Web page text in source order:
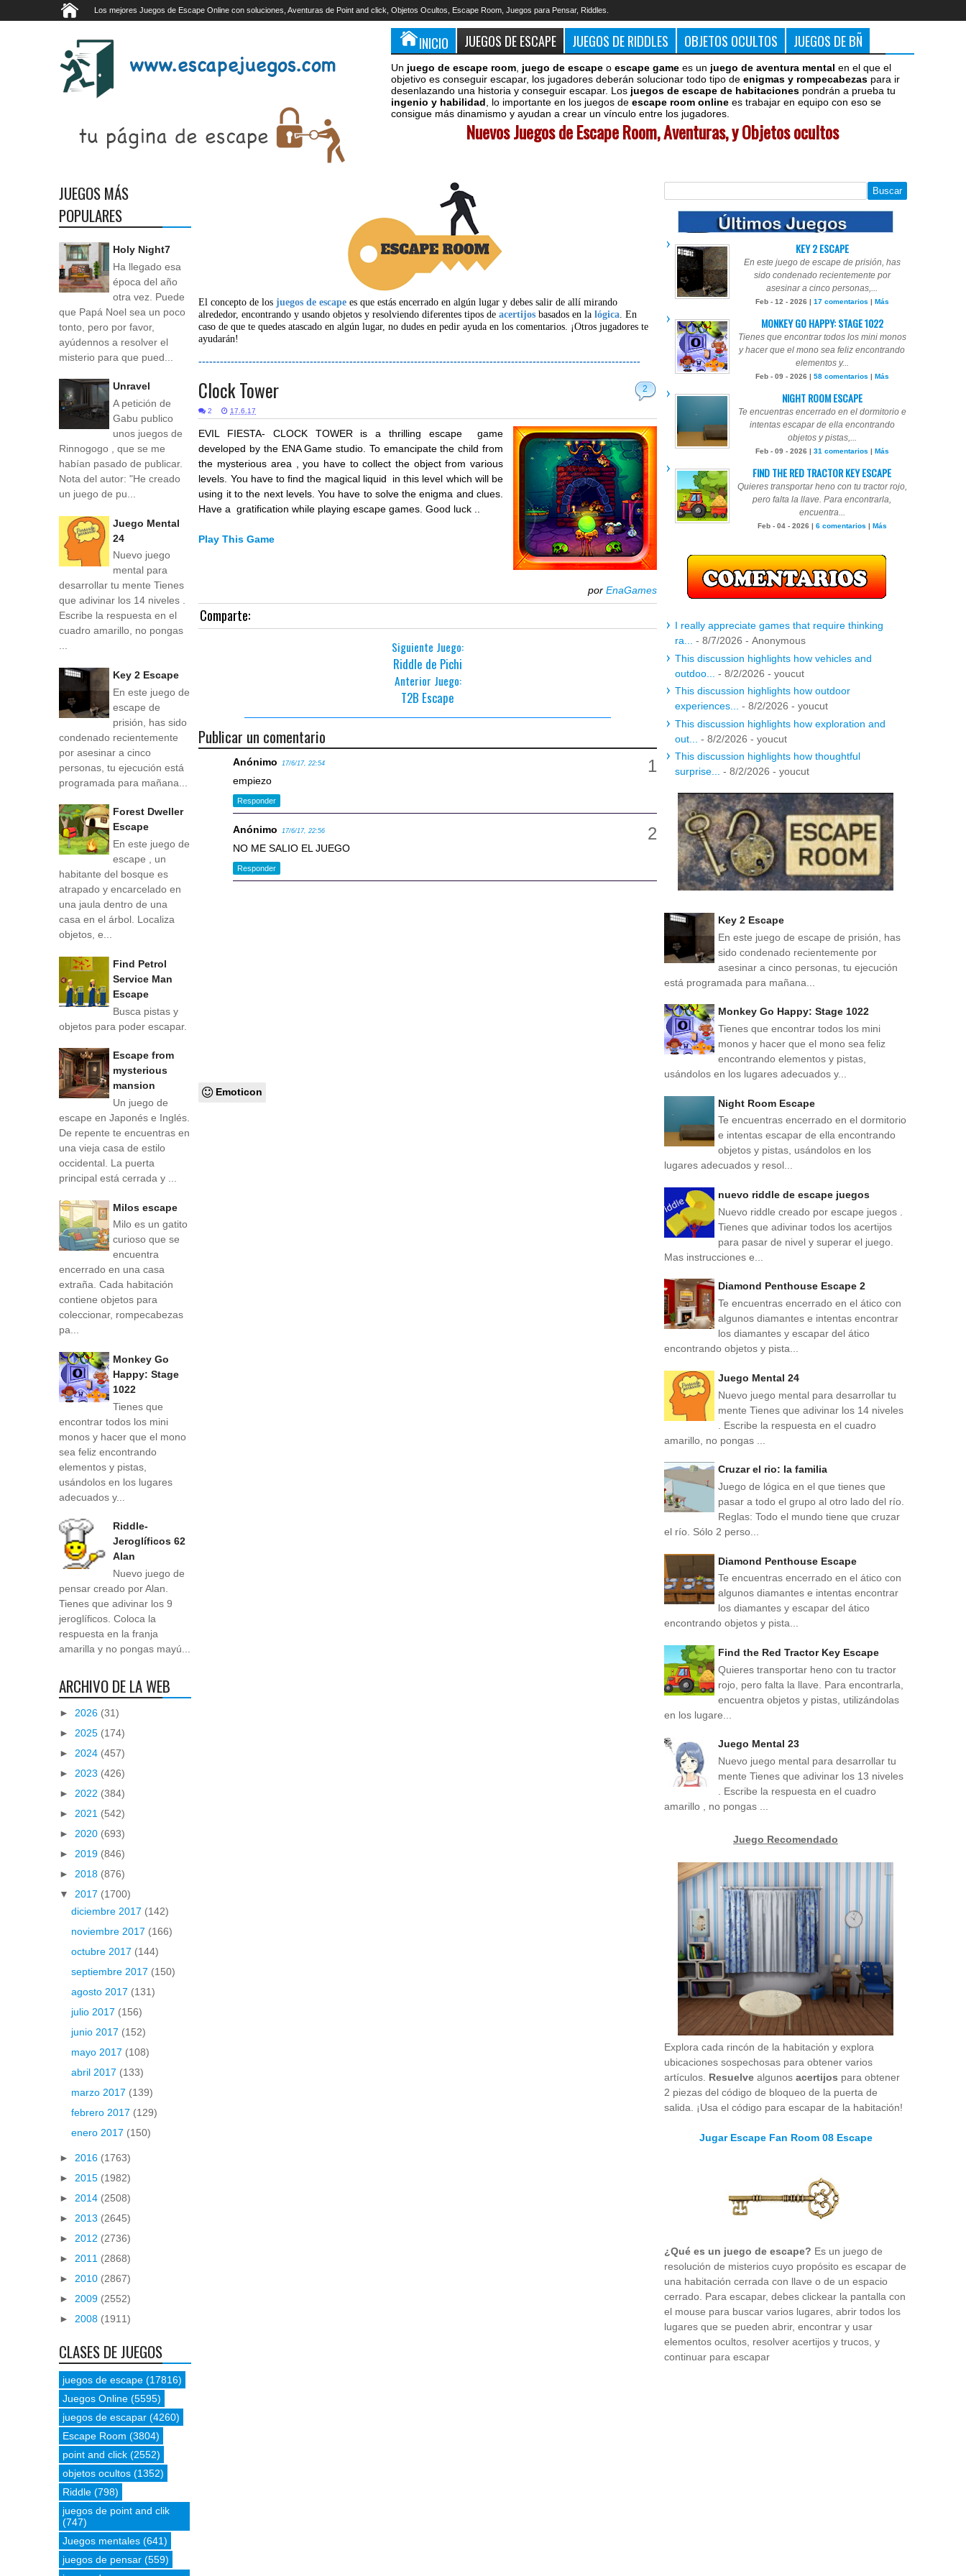
Los mejores Juegos de Escape Online con soluciones, Aventuras de Point and click, Objetos Ocultos, Escape Room, Juegos para Pensar, Riddles.
INICIO JUEGOS DE ESCAPE JUEGOS DE RIDDLES OBJETOS OCULTOS JUEGOS DE BÑ
Un juego de escape room juego de escape o escape game es un juego de aventura mental en el que el
objetivo es conseguir escapar, los jugadores deberán solucionar todo tipo de enigmas y rompecabezas para ir
desenlazando una historia y conseguir escapar. Los juegos de escape de habitaciones pondrán a prueba tu
ingenio y habilidad , lo importante en los juegos de escape room online es trabajar en equipo con eso se
consigue más dinamismo y ayudan a crear un vínculo entre los jugadores.
Nuevos Juegos de Escape Room, Aventuras, y Objetos ocultos
El concepto de losjuegos de escape es que estás encerrado en algún lugar y debes salir de allí mirando
alrededor, encontrando y usando objetos y resolviendo diferentes tipos deacertijos basados en lalógica. En
caso de que te quedes atascado en algún lugar, no dudes en pedir ayuda en los comentarios. ¡Otros jugadores te
ayudarán!
---------------------------------------------------------------------------------------------------------------------------
2
Clock Tower
2 17.6.17
EVIL FIESTA- CLOCK TOWER is a thrilling escape game
developed by the ENA Game studio. To emancipate the child from
the mysterious area , you have to collect the object from various
levels. You have to find the magical liquid in this level which will be
using it to the next levels. You have to solve the enigma and clues.
Have a gratification while playing escape games. Good luck ..
Play This Game
por EnaGames
Comparte:
Siguiente Juego:
Riddle de Pichi
Anterior Juego:
T2B Escape
Publicar un comentario
Anónimo 17/6/17, 22:54
empiezo
Responder
Anónimo 17/6/17, 22:56
NO ME SALIO EL JUEGO
Responder
Emoticon
JUEGOS MÁS
POPULARES
Holy Night7
Ha llegado esa
época del año
otra vez. Puede
que Papá Noel sea un poco
tonto, pero por favor,
ayúdennos a resolver el
misterio para que pued...
Unravel
A petición de
Gabu publico
unos juegos de
Rinnogogo , que se me
habían pasado de publicar.
Nota del autor: "He creado
un juego de pu...
Juego Mental
24
Nuevo juego
mental para
desarrollar tu mente Tienes
que adivinar los 14 niveles .
Escribe la respuesta en el
cuadro amarillo, no pongas
...
Key 2 Escape
En este juego de
escape de
prisión, has sido
condenado recientemente
por asesinar a cinco
personas, tu ejecución está
programada para mañana...
Forest Dweller
Escape
En este juego de
escape , un
habitante del bosque es
atrapado y encarcelado en
una jaula dentro de una
casa en el árbol. Localiza
objetos, e...
Find Petrol
Service Man
Escape
Busca pistas y
objetos para poder escapar.
Escape from
mysterious
mansion
Un juego de
escape en Japonés e Inglés.
De repente te encuentras en
una vieja casa de estilo
occidental. La puerta
principal está cerrada y ...
Milos escape
Milo es un gatito
curioso que se
encuentra
encerrado en una casa
extraña. Cada habitación
contiene objetos para
coleccionar, rompecabezas
pa...
Monkey Go
Happy: Stage
1022
Tienes que
encontrar todos los mini
monos y hacer que el mono
sea feliz encontrando
elementos y pistas,
usándolos en los lugares
adecuados y...
Riddle-
Jeroglíficos 62
Alan
Nuevo juego de
pensar creado por Alan.
Tienes que adivinar los 9
jeroglíficos. Coloca la
respuesta en la franja
amarilla y no pongas mayú...
ARCHIVO DE LA WEB
► 2026 (31)
► 2025 (174)
► 2024 (457)
► 2023 (426)
► 2022 (384)
► 2021 (542)
► 2020 (693)
► 2019 (846)
► 2018 (876)
▼ 2017 (1700)
diciembre 2017 (142)
noviembre 2017 (166)
octubre 2017 (144)
septiembre 2017 (150)
agosto 2017 (131)
julio 2017 (156)
junio 2017 (152)
mayo 2017 (108)
abril 2017 (133)
marzo 2017 (139)
febrero 2017 (129)
enero 2017 (150)
► 2016 (1763)
► 2015 (1982)
► 2014 (2508)
► 2013 (2645)
► 2012 (2736)
► 2011 (2868)
► 2010 (2867)
► 2009 (2552)
► 2008 (1911)
CLASES DE JUEGOS
juegos de escape (17816)
Juegos Online (5595)
juegos de escapar (4260)
Escape Room (3804)
point and click (2552)
objetos ocultos (1352)
Riddle (798)
juegos de point and clik
(747)
Juegos mentales (641)
juegos de pensar (559)
KEY 2 ESCAPE
En este juego de escape de prisión, has
sido condenado recientemente por
asesinar a cinco personas,...
Feb - 12 - 2026 | 17 comentarios | Más
MONKEY GO HAPPY: STAGE 1022
Tienes que encontrar todos los mini monos
y hacer que el mono sea feliz encontrando
elementos y...
Feb - 09 - 2026 | 58 comentarios | Más
NIGHT ROOM ESCAPE
Te encuentras encerrado en el dormitorio e
intentas escapar de ella encontrando
objetos y pistas,...
Feb - 09 - 2026 | 31 comentarios | Más
FIND THE RED TRACTOR KEY ESCAPE
Quieres transportar heno con tu tractor rojo,
pero falta la llave. Para encontrarla,
encuentra...
Feb - 04 - 2026 | 6 comentarios | Más
I really appreciate games that require thinking
ra...
- 8/7/2026 - Anonymous
This discussion highlights how vehicles and
outdoo...
- 8/2/2026 - youcut
This discussion highlights how outdoor
experiences...
- 8/2/2026 - youcut
This discussion highlights how exploration and
out...
- 8/2/2026 - youcut
This discussion highlights how thoughtful
surprise...
- 8/2/2026 - youcut
Key 2 Escape
En este juego de escape de prisión, has
sido condenado recientemente por
asesinar a cinco personas, tu ejecución
está programada para mañana...
Monkey Go Happy: Stage 1022
Tienes que encontrar todos los mini
monos y hacer que el mono sea feliz
encontrando elementos y pistas,
usándolos en los lugares adecuados y...
Night Room Escape
Te encuentras encerrado en el dormitorio
e intentas escapar de ella encontrando
objetos y pistas, usándolos en los
lugares adecuados y resol...
nuevo riddle de escape juegos
Nuevo riddle creado por escape juegos .
Tienes que adivinar todos los acertijos
para pasar de nivel y superar el juego.
Mas instrucciones e...
Diamond Penthouse Escape 2
Te encuentras encerrado en el ático con
algunos diamantes e intentas encontrar
los diamantes y escapar del ático
encontrando objetos y pista...
Juego Mental 24
Nuevo juego mental para desarrollar tu
mente Tienes que adivinar los 14 niveles
. Escribe la respuesta en el cuadro
amarillo, no pongas ...
Cruzar el rio: la familia
Juego de lógica en el que tienes que
pasar a todo el grupo al otro lado del río.
Reglas: Todo el mundo tiene que cruzar
el río. Sólo 2 perso...
Diamond Penthouse Escape
Te encuentras encerrado en el ático con
algunos diamantes e intentas encontrar
los diamantes y escapar del ático
encontrando objetos y pista...
Find the Red Tractor Key Escape
Quieres transportar heno con tu tractor
rojo, pero falta la llave. Para encontrarla,
encuentra objetos y pistas, utilizándolas
en los lugare...
Juego Mental 23
Nuevo juego mental para desarrollar tu
mente Tienes que adivinar los 13 niveles
. Escribe la respuesta en el cuadro
amarillo , no pongas ...
Juego Recomendado
Explora cada rincón de la habitación y explora
ubicaciones sospechosas para obtener varios
artículos. Resuelve algunos acertijos para obtener
2 piezas del código de bloqueo de la puerta de
salida. ¡Usa el código para escapar de la habitación!
Jugar Escape Fan Room 08 Escape
¿Qué es un juego de escape? Es un juego de
resolución de misterios cuyo propósito es escapar de
una habitación cerrada con llave o de un espacio
cerrado. Para escapar, debes clickear la pantalla con
el mouse para buscar varios lugares, abrir todos los
lugares que se pueden abrir, encontrar y usar
elementos ocultos, resolver acertijos y trucos, y
continuar para escapar